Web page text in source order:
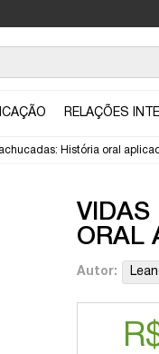
RELAÇÕES
História oral
VIDAS
ORAL
Autor: